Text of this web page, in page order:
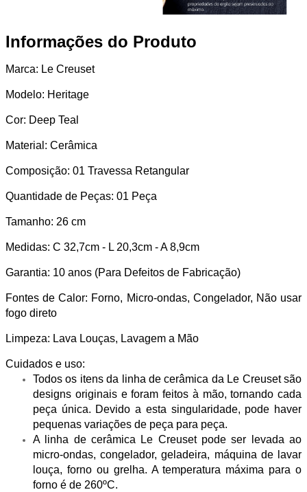
Informações do Produto
Marca: Le Creuset
Modelo: Heritage
Cor: Deep Teal
Material: Cerâmica
Composição: 01 Travessa Retangular
Quantidade de Peças: 01 Peça
Tamanho: 26 cm
Medidas: C 32,7cm - L 20,3cm - A 8,9cm
Garantia: 10 anos (Para Defeitos de Fabricação)
Fontes de Calor: Forno, Micro-ondas, Congelador, Não usar
fogo direto
Limpeza: Lava Louças, Lavagem a Mão
Cuidados e uso:
Todos os itens da linha de cerâmica da Le Creuset são
designs originais e foram feitos à mão, tornando cada
peça única. Devido a esta singularidade, pode haver
pequenas variações de peça para peça.
A linha de cerâmica Le Creuset pode ser levada ao
micro-ondas, congelador, geladeira, máquina de lavar
louça, forno ou grelha. A temperatura máxima para o
forno é de 260ºC.